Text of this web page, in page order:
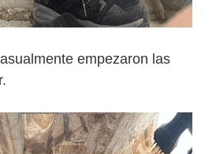
empezaron las